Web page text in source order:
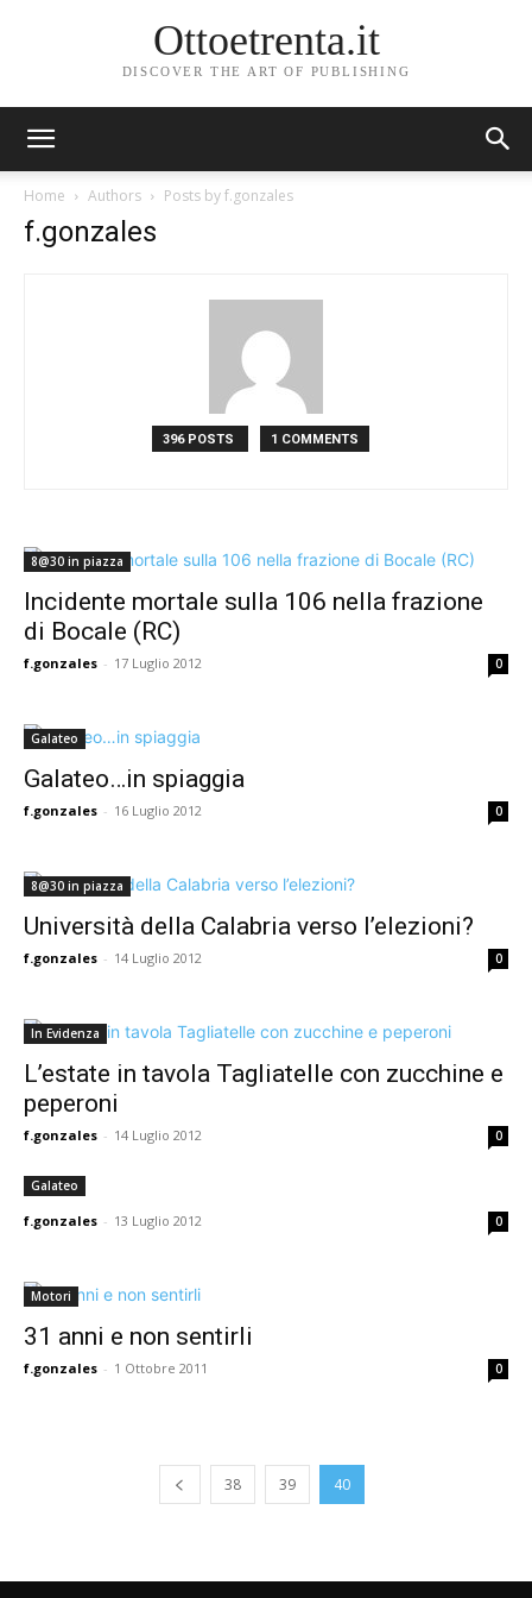
Ottoetrenta.it
DISCOVER THE ART OF PUBLISHING
Home Authors Posts by f.gonzales
f.gonzales
396 POSTS 1 COMMENTS
8@30 in piazza
Incidente mortale sulla 106 nella frazione
di Bocale (RC)
f.gonzales - 17 Luglio 2012 0
Galateo
Galateo…in spiaggia
f.gonzales - 16 Luglio 2012 0
8@30 in piazza
Università della Calabria verso l’elezioni?
f.gonzales - 14 Luglio 2012 0
In Evidenza
L’estate in tavola Tagliatelle con zucchine e
peperoni
f.gonzales - 14 Luglio 2012 0
Galateo
f.gonzales - 13 Luglio 2012 0
Motori
31 anni e non sentirli
f.gonzales - 1 Ottobre 2011 0
38 39 40